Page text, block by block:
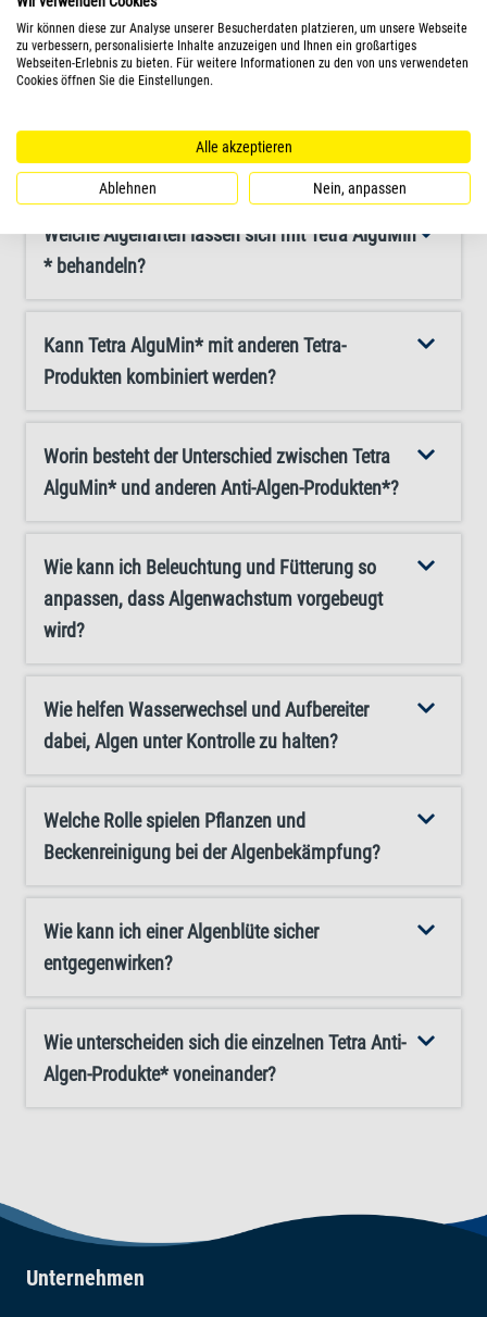
überschüssige Nährstoffe wie Phosphat und Nitrat,
beispielsweise mit Tetra EasyBalance, und erwägen Sie
die regelmäßige Verwendung von Langzeitprodukten wie
Depot* für größere Aquarien.
Wird Tetra AlguMin* das Wasser verfärben oder
trüben?
Welche Algenarten lassen sich mit Tetra AlguMin
* behandeln?
Kann Tetra AlguMin* mit anderen Tetra-
Produkten kombiniert werden?
Worin besteht der Unterschied zwischen Tetra
AlguMin* und anderen Anti-Algen-Produkten*?
Wie kann ich Beleuchtung und Fütterung so
anpassen, dass Algenwachstum vorgebeugt
wird?
Wie helfen Wasserwechsel und Aufbereiter
dabei, Algen unter Kontrolle zu halten?
Welche Rolle spielen Pflanzen und
Beckenreinigung bei der Algenbekämpfung?
Wie kann ich einer Algenblüte sicher
entgegenwirken?
Wie unterscheiden sich die einzelnen Tetra Anti-
Algen-Produkte* voneinander?
Unternehmen
Wir können diese zur Analyse unserer Besucherdaten platzieren, um unsere Webseite
zu verbessern, personalisierte Inhalte anzuzeigen und Ihnen ein großartiges
Webseiten-Erlebnis zu bieten. Für weitere Informationen zu den von uns verwendeten
Cookies öffnen Sie die Einstellungen.
Alle akzeptieren
Ablehnen Nein, anpassen